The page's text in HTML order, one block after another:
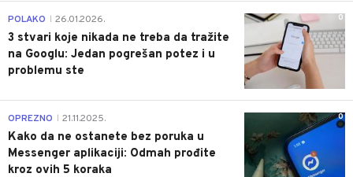
0
POLAKO 26.01.2026.
3 stvari koje nikada ne treba da tražite
na Googlu: Jedan pogrešan potez i u
problemu ste
0
OPREZNO 21.11.2025.
Kako da ne ostanete bez poruka u
Messenger aplikaciji: Odmah prođite
kroz ovih 5 koraka